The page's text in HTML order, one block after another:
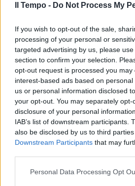
Il Tempo - Do Not Process My
If you wish to opt-out of the sale,
processing of your personal or
targeted advertising by us, please
section to confirm your selection.
opt-out request is processed you may
interest-based ads based on
us or personal information disclosed
your opt-out. You may separately
disclosure of your personal
IAB’s list of downstream participants.
also be disclosed by us to third
Downstream Participants that may
Personal Data Processing Opt